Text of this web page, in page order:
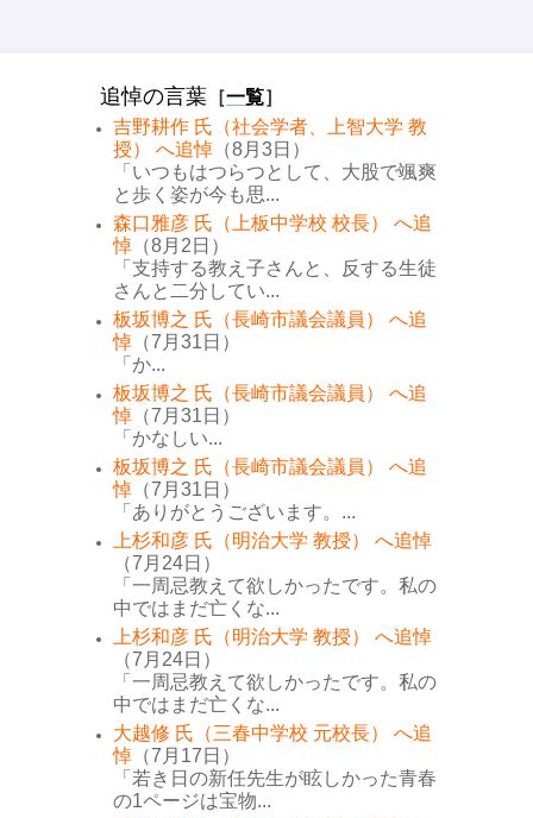
追悼の言葉 ［一覧］
吉野耕作 氏（社会学者、上智大学 教
授） へ追悼 （8月3日）
「いつもはつらつとして、大股で颯爽
と歩く姿が今も思...
森口雅彦 氏（上板中学校 校長） へ追
悼 （8月2日）
「支持する教え子さんと、反する生徒
さんと二分してい...
板坂博之 氏（長崎市議会議員） へ追
悼 （7月31日）
「か...
板坂博之 氏（長崎市議会議員） へ追
悼 （7月31日）
「かなしい...
板坂博之 氏（長崎市議会議員） へ追
悼 （7月31日）
「ありがとうございます。...
上杉和彦 氏（明治大学 教授） へ追悼
（7月24日）
「一周忌教えて欲しかったです。私の
中ではまだ亡くな...
上杉和彦 氏（明治大学 教授） へ追悼
（7月24日）
「一周忌教えて欲しかったです。私の
中ではまだ亡くな...
大越修 氏（三春中学校 元校長） へ追
悼 （7月17日）
「若き日の新任先生が眩しかった青春
の1ページは宝物...